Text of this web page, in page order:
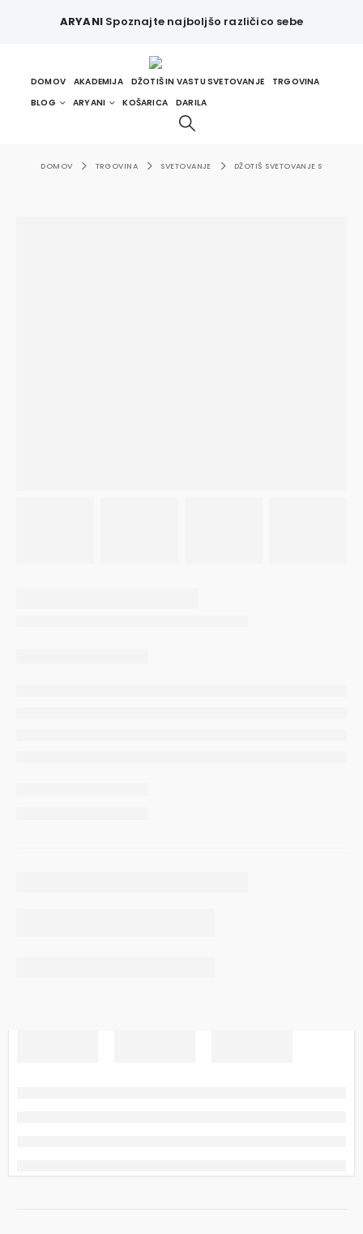
ARYANI Spoznajte najboljšo različico sebe
DOMOV AKADEMIJA DŽOTIŠ IN VASTU SVETOVANJE
TRGOVINA
BLOG
ARYANI KOŠARICA DARILA
DOMOV TRGOVINA SVETOVANJE DŽOTIŠ SVETOVANJE S